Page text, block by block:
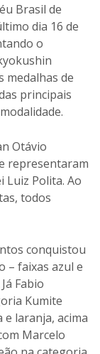
Brasil de
dia 16 de
o
medalhas de
principais
Otávio
representaram
Luiz Polita. Ao
todos
conquistou
– faixas azul e
Fabio
Kumite
e laranja, acima
Marcelo